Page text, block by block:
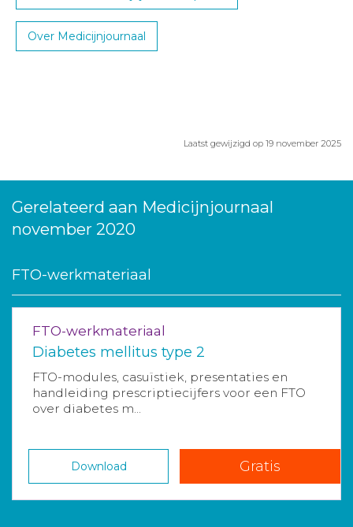
Over Medicijnjournaal
Laatst gewijzigd op 19 november 2025
Gerelateerd aan Medicijnjournaal
november 2020
FTO-werkmateriaal
FTO-werkmateriaal
Diabetes mellitus type 2
FTO-modules, casuïstiek, presentaties en
handleiding prescriptiecijfers voor een FTO
over diabetes m...
Download Gratis